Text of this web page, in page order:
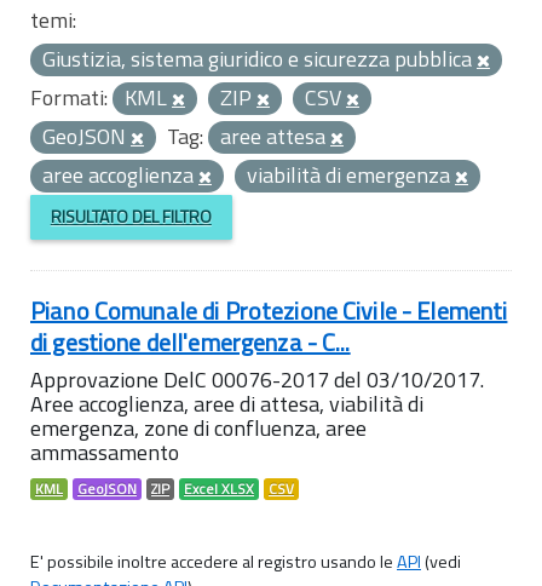
temi:
Giustizia, sistema giuridico e sicurezza pubblica
Formati: KML ZIP
CSV
GeoJSON
Tag: aree attesa
aree accoglienza
viabilità di emergenza
RISULTATO DEL FILTRO
Piano Comunale di Protezione Civile - Elementi
di gestione dell'emergenza - C...
Approvazione DelC 00076-2017 del 03/10/2017.
Aree accoglienza, aree di attesa, viabilità di
emergenza, zone di confluenza, aree
ammassamento
KML GeoJSON ZIP Excel XLSX CSV
E' possibile inoltre accedere al registro usando leAPI(vedi